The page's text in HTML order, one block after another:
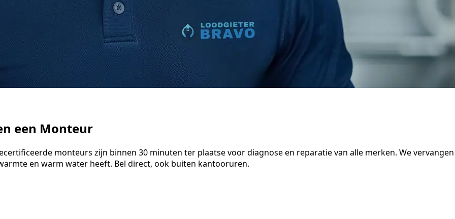
een Monteur
monteurs zijn binnen 30 minuten ter plaatse voor diagnose en reparatie van alle merken. We vervangen
en warm water heeft. Bel direct, ook buiten kantooruren.